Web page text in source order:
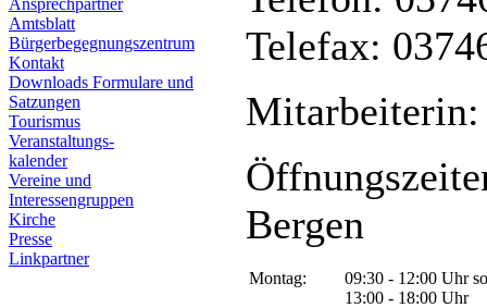
Ansprechpartner
Amtsblatt
Bürgerbegegnungszentrum
Kontakt
Downloads Formulare und
Satzungen
Tourismus
Veranstaltungs-
kalender
Vereine und
Interessen­gruppen
Kirche
Presse
Linkpartner
Telefax:
Mitarbeiterin:
Bergen
Montag:
09:30 - 12:00 Uhr
13:00 - 18:00 Uhr